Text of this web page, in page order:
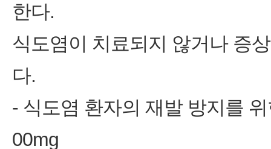
한다.
식도염이 치료되지 않거나 증
다.
‑ 식도염 환자의 재발 방지를
00mg